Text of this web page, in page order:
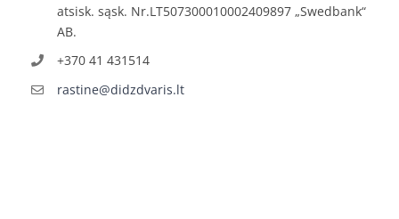
atsisk. sąsk. Nr.LT507300010002409897 „Swedbank“
AB.
+370 41 431514
rastine@didzdvaris.lt